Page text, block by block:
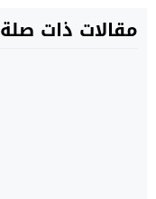
مقالات ذات صلة